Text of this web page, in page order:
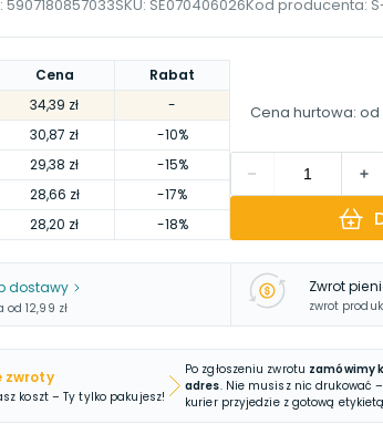
5907180857033SKU: SE070406026Kod producenta:
Cena
Rabat
34,39 zł
-
30,87 zł
-10%
29,38 zł
-15%
28,66 zł
-17%
28,20 zł -18%
Cena hurtowa: od
dostawy
od 12,99 zł
Zwrot
zwrot
zwroty
koszt – Ty tylko pakujesz!
Po zgłoszeniu zwrotu zamówimy
adres. Nie musisz nic drukować
kurier przyjedzie z gotową